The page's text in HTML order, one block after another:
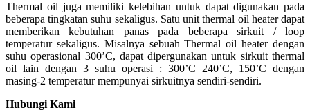
Thermal oil juga memiliki kelebihan untuk dapat digunakan pada
beberapa tingkatan suhu sekaligus. Satu unit thermal oil heater dapat
memberikan kebutuhan panas pada beberapa sirkuit / loop
temperatur sekaligus. Misalnya sebuah Thermal oil heater dengan
suhu operasional 300’C, dapat dipergunakan untuk sirkuit thermal
oil lain dengan 3 suhu operasi : 300’C 240’C, 150’C dengan
masing-2 temperatur mempunyai sirkuitnya sendiri-sendiri.
Hubungi Kami